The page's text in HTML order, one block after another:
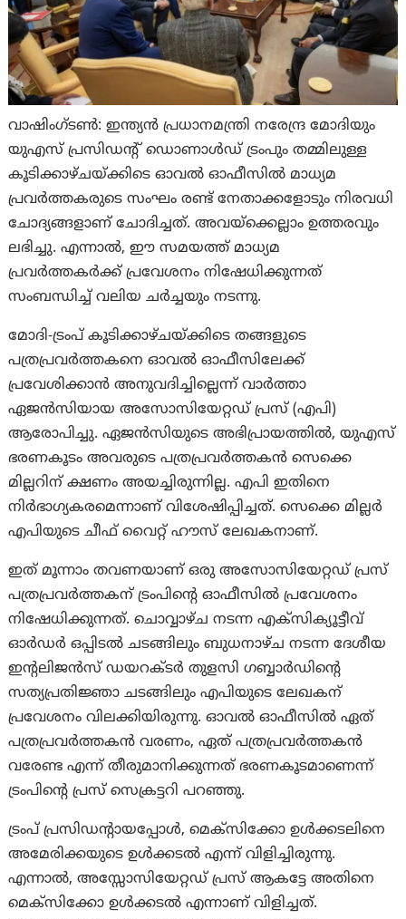
വാഷിംഗ്ടണ്‍: ഇന്ത്യൻ പ്രധാനമന്ത്രി നരേന്ദ്ര മോദിയും
യുഎസ് പ്രസിഡന്റ് ഡൊണാൾഡ് ട്രംപും തമ്മിലുള്ള
കൂടിക്കാഴ്ചയ്ക്കിടെ ഓവൽ ഓഫീസിൽ മാധ്യമ
പ്രവർത്തകരുടെ സംഘം രണ്ട് നേതാക്കളോടും നിരവധി
ചോദ്യങ്ങളാണ് ചോദിച്ചത്. അവയ്‌ക്കെല്ലാം ഉത്തരവും
ലഭിച്ചു. എന്നാൽ, ഈ സമയത്ത് മാധ്യമ
പ്രവര്‍ത്തകര്‍ക്ക് പ്രവേശനം നിഷേധിക്കുന്നത്
സംബന്ധിച്ച് വലിയ ചർച്ചയും നടന്നു.
മോദി-ട്രംപ് കൂടിക്കാഴ്ചയ്ക്കിടെ തങ്ങളുടെ
പത്രപ്രവർത്തകനെ ഓവൽ ഓഫീസിലേക്ക്
പ്രവേശിക്കാൻ അനുവദിച്ചില്ലെന്ന് വാർത്താ
ഏജൻസിയായ അസോസിയേറ്റഡ് പ്രസ് (എപി)
ആരോപിച്ചു. ഏജൻസിയുടെ അഭിപ്രായത്തിൽ, യുഎസ്
ഭരണകൂടം അവരുടെ പത്രപ്രവർത്തകന്‍ സെക്കെ
മില്ലറിന് ക്ഷണം അയച്ചിരുന്നില്ല. എപി ഇതിനെ
നിർഭാഗ്യകരമെന്നാണ് വിശേഷിപ്പിച്ചത്. സെക്കെ മില്ലർ
എപിയുടെ ചീഫ് വൈറ്റ് ഹൗസ് ലേഖകനാണ്.
ഇത് മൂന്നാം തവണയാണ് ഒരു അസോസിയേറ്റഡ് പ്രസ്
പത്രപ്രവർത്തകന് ട്രംപിന്റെ ഓഫീസിൽ പ്രവേശനം
നിഷേധിക്കുന്നത്. ചൊവ്വാഴ്ച നടന്ന എക്സിക്യൂട്ടീവ്
ഓർഡർ ഒപ്പിടൽ ചടങ്ങിലും ബുധനാഴ്ച നടന്ന ദേശീയ
ഇന്റലിജൻസ് ഡയറക്ടർ തുളസി ഗബ്ബാർഡിന്റെ
സത്യപ്രതിജ്ഞാ ചടങ്ങിലും എപിയുടെ ലേഖകന്
പ്രവേശനം വിലക്കിയിരുന്നു. ഓവൽ ഓഫീസിൽ ഏത്
പത്രപ്രവർത്തകൻ വരണം, ഏത് പത്രപ്രവര്‍ത്തകന്‍
വരേണ്ട എന്ന് തീരുമാനിക്കുന്നത് ഭരണകൂടമാണെന്ന്
ട്രംപിന്റെ പ്രസ് സെക്രട്ടറി പറഞ്ഞു.
ട്രംപ് പ്രസിഡന്റായപ്പോൾ, മെക്സിക്കോ ഉൾക്കടലിനെ
അമേരിക്കയുടെ ഉൾക്കടൽ എന്ന് വിളിച്ചിരുന്നു.
എന്നാല്‍, അസ്സോസിയേറ്റഡ് പ്രസ് ആകട്ടേ അതിനെ
മെക്സിക്കോ ഉൾക്കടൽ എന്നാണ് വിളിച്ചത്.